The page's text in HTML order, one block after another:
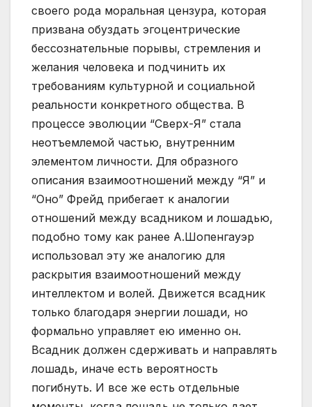
своего рода моральная цензура, которая
призвана обуздать эгоцентрические
бессознательные порывы, стремления и
желания человека и подчинить их
требованиям культурной и социальной
реальности конкретного общества. В
процессе эволюции “Сверх-Я” стала
неотъемлемой частью, внутренним
элементом личности. Для образного
описания взаимоотношений между “Я” и
“Оно” Фрейд прибегает к аналогии
отношений между всадником и лошадью,
подобно тому как ранее А.Шопенгауэр
использовал эту же аналогию для
раскрытия взаимоотношений между
интеллектом и волей. Движется всадник
только благодаря энергии лошади, но
формально управляет ею именно он.
Всадник должен сдерживать и направлять
лошадь, иначе есть вероятность
погибнуть. И все же есть отдельные